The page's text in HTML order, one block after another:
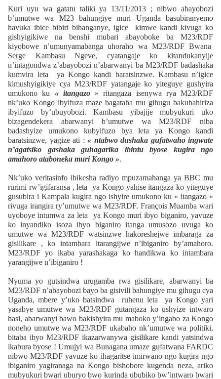
Kuri uyu wa gatatu taliki ya 13/11/2013 ; nibwo abayobozi
b’umutwe wa M23 bahungiye muri Uganda basubiranyemo
havuka ibice bibiri bihanganye, igice kimwe kandi kivuga ko
gishyigikiwe na benshi mubari abayoboke ba M23/RDF
kiyobowe n’umunyamabanga uhoraho wa M23/RDF Bwana
Serge Kambasu Ngeve, cyatangaje ko kitandukanyije
n’intagondwa z’abayobozi n’abarwanyi ba M23/RDF badashaka
kumvira leta ya Kongo kandi baratsinzwe. Kambasu n’igice
kimushyigikiye cya M23/RDF yatangaje ko yiteguye gushyira
umukono ku « itangazo» ritangaza isenywa rya M23/RDF
nk’uko Kongo ibyifuza maze bagataha mu gihugu bakubahiriza
ibyifuzo by’ubuyobozi. Kambasu yibajije mubyukuri uko
bizagendekera abarwanyi b’umutwe wa M23/RDF niba
badashyize umukono kubyifuzo bya leta ya Kongo kandi
baratsinzwe, yagize ati : « ntabwo dushaka gufatwaho ingwate
n’agatsiko gashaka guhagarika ibintu byose kugira ngo
amahoro ataboneka muri Kongo ».
Nk’uko veritasinfo ibikesha radiyo mpuzamahanga ya BBC mu
rurimi rw’igifaransa , leta ya Kongo yahise itangaza ko yiteguye
gusubira i Kampala kugira ngo ishyire umukono ku « itangazo »
rivuga irangira ry’umutwe wa M23/RDF. François Muamba wari
uyoboye intumwa za leta ya Kongo muri ibyo biganiro, yavuze
ko inyandiko isoza ibyo biganiro itanga umusozo uvuga ko
umutwe wa M23/RDF watsinzwe hakoreshejwe imbaraga za
gisilikare , ko intambara itarangijwe n’ibiganiro by’amahoro.
M23/RDF yo ikaba yarashakaga ko handikwa ko intambara
yarangijwe n’ibiganiro !
Nyuma yo gutsindwa urugamba rwa gisilikare, abarwanyi ba
M23/RDF n’abayobozi bayo ba gisivili bahungiye mu gihugu cya
Uganda, mbere y’uko batsindwa ruhenu leta ya Kongo yari
yasabye umutwe wa M23/RDF gutangaza ko ushyize intwaro
hasi, abarwanyi bawo bakishyira mu maboko y’ingabo za Kongo
noneho umutwe wa M23/RDF ukabaho nk’umutwe wa politiki,
bitaba ibyo M23/RDF ikazarwanywa gisilikare kandi yatsindwa
ikabura byose ! Umujyi wa Bunagana umaze gufatwana FARDC
nibwo M23/RDF yavuze ko ihagaritse imirwano ngo kugira ngo
ibiganiro yagiranaga na Kongo bishobore kugenda neza, ariko
mubyukuri bwari uburyo bwo kurinda ububiko bw’intwaro bwari